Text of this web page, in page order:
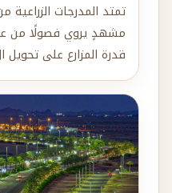
تمتد المدرجات
مشهدٍ يروي فصولًا من
قدرة المزارع على تحويل